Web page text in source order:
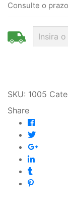
Consulte o
SKU: 1005
Share